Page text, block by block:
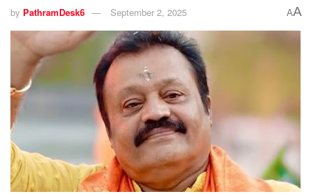
by PathramDesk6 September 2, 2025 AA